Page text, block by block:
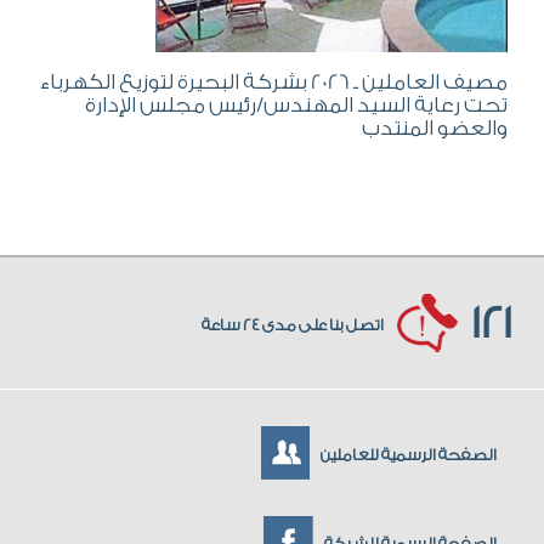
مصيف العاملين ـ 2026 بشركة البحيرة لتوزيع الكهرباء
تحت رعاية السيد المهندس/رئيس مجلس الإدارة
والعضو المنتدب
121 اتصل بنا على مدى 24 ساعة
الصفحة الرسمية للعاملين